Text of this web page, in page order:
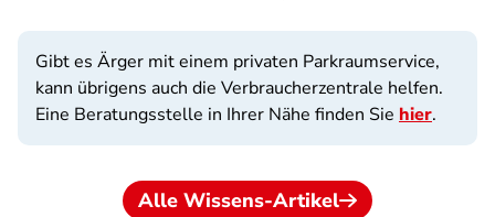
Gibt es Ärger mit einem privaten Parkraumservice,
kann übrigens auch die Verbraucherzentrale helfen.
Eine Beratungsstelle in Ihrer Nähe finden Sie hier.
Alle Wissens-Artikel